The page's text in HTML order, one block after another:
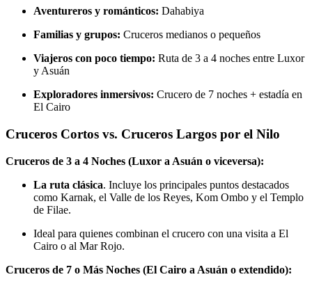
Aventureros y románticos: Dahabiya
Familias y grupos: Cruceros medianos o pequeños
Viajeros con poco tiempo: Ruta de 3 a 4 noches entre Luxor
y Asuán
Exploradores inmersivos: Crucero de 7 noches + estadía en
El Cairo
Cruceros Cortos vs. Cruceros Largos por el Nilo
Cruceros de 3 a 4 Noches (Luxor a Asuán o viceversa):
La ruta clásica. Incluye los principales puntos destacados
como Karnak, el Valle de los Reyes, Kom Ombo y el Templo
de Filae.
Ideal para quienes combinan el crucero con una visita a El
Cairo o al Mar Rojo.
Cruceros de 7 o Más Noches (El Cairo a Asuán o extendido):